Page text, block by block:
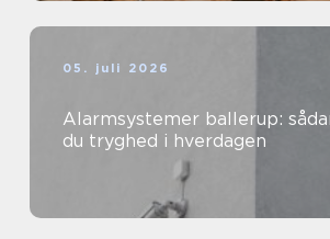
05. juli 2026
Alarmsystemer ballerup:
du tryghed i hverdagen